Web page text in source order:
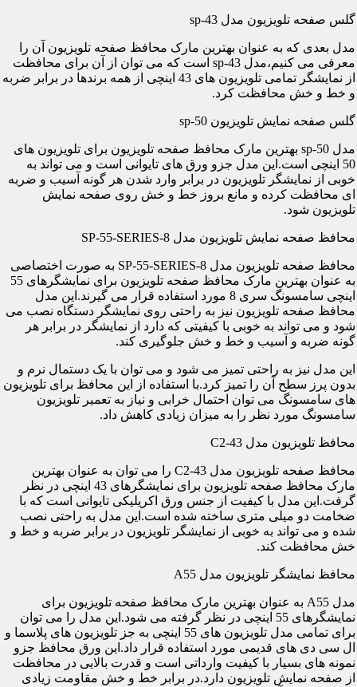
گلس صفحه تلویزیون مدل sp-43
مدل بعدی که به عنوان بهترین مارک محافظ صفحه تلویزیون آن را
معرفی می کنیم،مدل sp-43 است که می توان از آن برای محافظت
از نمایشگر تمامی تلویزیون های 43 اینچی از همه برندها در برابر ضربه
و خط و خش محافظت کرد.
گلس صفحه نمایش تلویزیون sp-50
مدل sp-50 بهترین مارک محافظ صفحه تلویزیون برای تلویزیون های
50 اینچی است.این مدل جزو ورق های تایوانی است و می تواند به
خوبی از نمایشگر تلویزیون در برابر وارد شدن هر گونه آسیب و ضربه
ای محافظت کرده و مانع بروز خط و خش روی صفحه نمایش
تلویزیون شود.
محافظ صفحه نمایش تلویزیون مدل SP-55-SERIES-8
محافظ صفحه تلویزیون مدل SP-55-SERIES-8 به صورت اختصاصی
به عنوان بهترین مارک محافظ صفحه تلویزیون برای نمایشگرهای 55
اینچی سامسونگ سری 8 مورد استفاده قرار می گیرند.این مدل
محافظ صفحه تلویزیون نیز به راحتی روی نمایشگر دستگاه نصب می
شود و می تواند به خوبی با کیفیتی که دارد از نمایشگر در برابر هر
گونه ضربه و آسیب و خط و خش جلوگیری کند.
این مدل نیز به راحتی تمیز می شود و می توان با یک دستمال نرم و
بدون پرز سطح آن را تمیز کرد.با استفاده از این محافظ برای تلویزیون
های سامسونگ می توان احتمال خرابی و نیاز به تعمیر تلویزیون
سامسونگ مورد نظر را به میزان زیادی کاهش داد.
محافظ تلویزیون مدل C2-43
محافظ صفحه تلویزیون مدل C2-43 را می توان به عنوان بهترین
مارک محافظ صفحه تلویزیون برای نمایشگرهای 43 اینچی در نظر
گرفت.این مدل با کیفیت از جنس ورق اکریلیکی تایوانی است که با
ضخامت دو میلی متری ساخته شده است.این مدل به راحتی نصب
شده و می تواند به خوبی از نمایشگر تلویزیون در برابر ضربه و خط و
خش محافظت کند.
محافظ نمایشگر تلویزیون مدل A55
مدل A55 به عنوان بهترین مارک محافظ صفحه تلویزیون برای
نمایشگرهای 55 اینچی در نظر گرفته می شود.این مدل را می توان
برای تمامی مدل تلویزیون های 55 اینچی به جز تلویزیون های پلاسما و
ال سی دی های قدیمی مورد استفاده قرار داد.این ورق محافظ جزو
نمونه های بسیار با کیفیت وارداتی است و قدرت بالایی در محافظت
از صفحه نمایش تلویزیون دارد.در برابر خط و خش مقاومت زیادی